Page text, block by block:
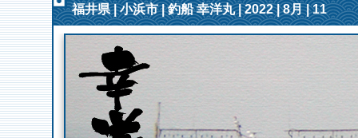
福井県 | 小浜市 | 釣船 幸洋丸 | 2022 | 8月 | 11